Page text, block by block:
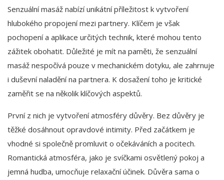
Senzuální masáž nabízí unikátní příležitost k vytvoření
hlubokého propojení mezi partnery. Klíčem je však
pochopení a aplikace určitých technik, které mohou tento
zážitek obohatit. Důležité je mít na paměti, že senzuální
masáž nespočívá pouze v mechanickém dotyku, ale zahrnuje
i duševní naladění na partnera. K dosažení toho je kritické
zaměřit se na několik klíčových aspektů.
První z nich je vytvoření atmosféry důvěry. Bez důvěry je
těžké dosáhnout opravdové intimity. Před začátkem je
vhodné si společně promluvit o očekáváních a pocitech.
Romantická atmosféra, jako je svíčkami osvětlený pokoj a
jemná hudba, umocňuje relaxační účinek. Důvěra sama o